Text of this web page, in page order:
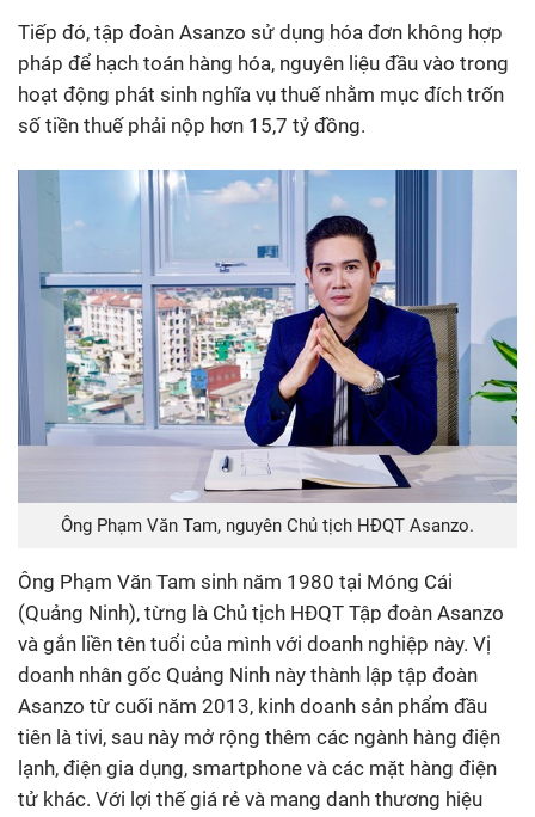
Tiếp đó, tập đoàn Asanzo sử dụng hóa đơn không hợp
pháp để hạch toán hàng hóa, nguyên liệu đầu vào trong
hoạt động phát sinh nghĩa vụ thuế nhằm mục đích trốn
số tiền thuế phải nộp hơn 15,7 tỷ đồng.
Ông Phạm Văn Tam, nguyên Chủ tịch HĐQT Asanzo.
Ông Phạm Văn Tam sinh năm 1980 tại Móng Cái
(Quảng Ninh), từng là Chủ tịch HĐQT Tập đoàn Asanzo
và gắn liền tên tuổi của mình với doanh nghiệp này. Vị
doanh nhân gốc Quảng Ninh này thành lập tập đoàn
Asanzo từ cuối năm 2013, kinh doanh sản phẩm đầu
tiên là tivi, sau này mở rộng thêm các ngành hàng điện
lạnh, điện gia dụng, smartphone và các mặt hàng điện
tử khác. Với lợi thế giá rẻ và mang danh thương hiệu